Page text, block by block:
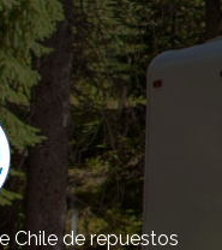
Chile de repuestos